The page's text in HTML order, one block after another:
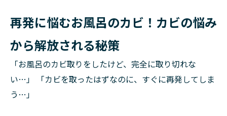
再発に悩むお風呂のカビ！カビの悩み
から解放される秘策
「お風呂のカビ取りをしたけど、完全に取り切れな
い…」 「カビを取ったはずなのに、すぐに再発してしま
う…」